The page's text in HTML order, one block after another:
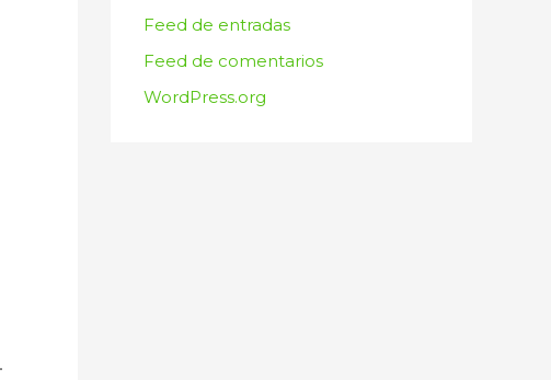
Feed de entradas
Feed de comentarios
WordPress.org